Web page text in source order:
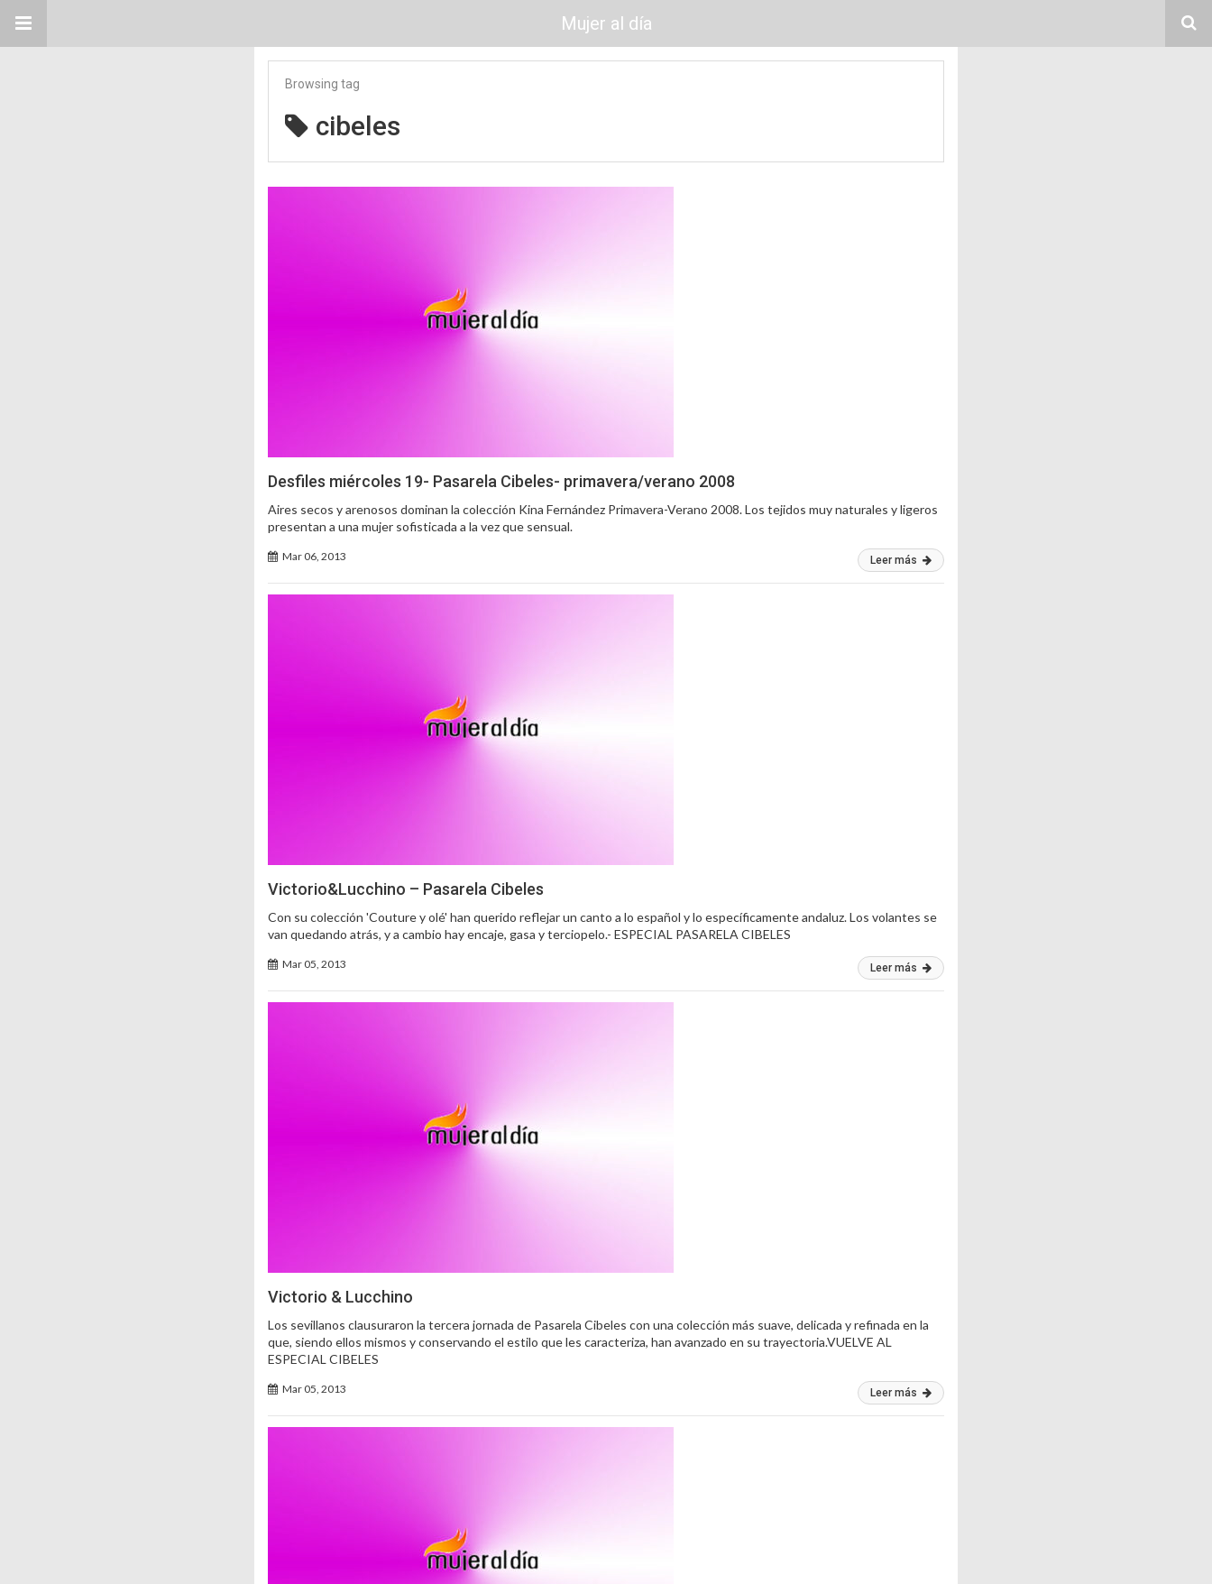
Mujer al día
Browsing tag
cibeles
Desfiles miércoles 19- Pasarela Cibeles- primavera/verano 2008
Aires secos y arenosos dominan la colección Kina Fernández Primavera-Verano 2008. Los tejidos muy naturales y ligeros
presentan a una mujer sofisticada a la vez que sensual.
Mar 06, 2013 Leer más
Victorio&Lucchino – Pasarela Cibeles
Con su colección 'Couture y olé' han querido reflejar un canto a lo español y lo específicamente andaluz. Los volantes se
van quedando atrás, y a cambio hay encaje, gasa y terciopelo.- ESPECIAL PASARELA CIBELES
Mar 05, 2013 Leer más
Victorio & Lucchino
Los sevillanos clausuraron la tercera jornada de Pasarela Cibeles con una colección más suave, delicada y refinada en la
que, siendo ellos mismos y conservando el estilo que les caracteriza, han avanzado en su trayectoria.VUELVE AL
ESPECIAL CIBELES
Mar 05, 2013 Leer más